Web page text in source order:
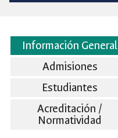
Información General
Admisiones
Estudiantes
Acreditación /
Normatividad